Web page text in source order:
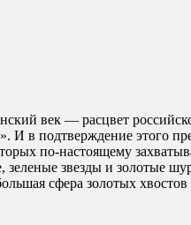
век — расцвет
И в подтверждение этого
по-настоящему
зеленые звезды и золотые
сфера золотых